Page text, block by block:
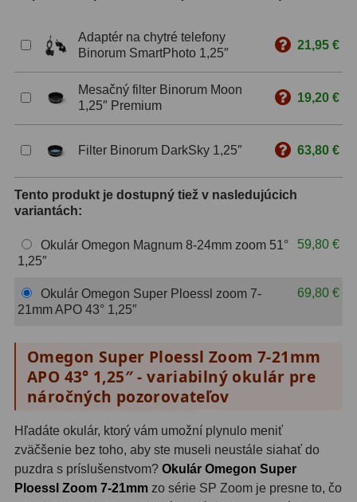
S mriežkou6
Filtre183
Mesačné a polarizačné
CLS a UHC14
OIII21
Hβ4
SII2
Planetárne7
Adaptér na chytré telefony
Binorum SmartPhoto 1,25″
21,95 €
Mesačný filter Binorum Moon
1,25″ Premium
19,20 €
Filter Binorum DarkSky 1,25″ 63,80 €
Tento produkt je dostupný tiež v nasledujúcich
variantách:
Okulár Omegon Magnum 8-24mm zoom 51°
1,25″
59,80 €
Okulár Omegon Super Ploessl zoom 7-
21mm APO 43° 1,25″
69,80 €
Omegon Super Ploessl Zoom 7-21mm
APO 43° 1,25″ - variabilný okulár pre
náročných pozorovateľov
Hľadáte okulár, ktorý vám umožní plynulo meniť
zväčšenie bez toho, aby ste museli neustále siahať do
puzdra s príslušenstvom? Okulár Omegon Super
Ploessl Zoom 7-21mm zo série SP Zoom je presne to, čo